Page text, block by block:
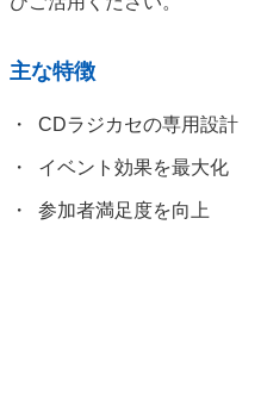
主な特徴
CDラジカセの専用設計
イベント効果を最大化
参加者満足度を向上